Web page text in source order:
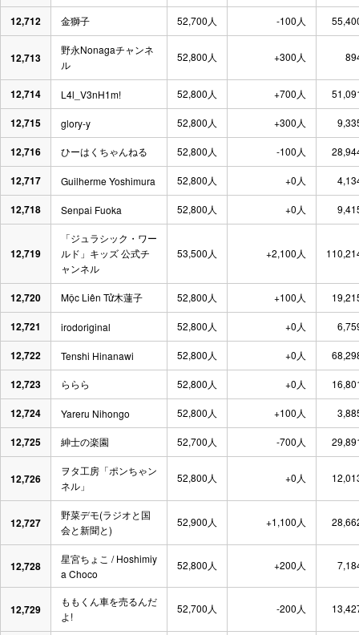
12,712 金獅子 52,700人 -100人
12,713
野永Nonagaチャンネ
ル
52,800人 +300人
12,714 L4l_V3nH1m! 52,800人 +700人
12,715 glory-y 52,800人 +300人
12,716 ひーはくちゃんねる 52,800人 -100人
12,717 Guilherme Yoshimura 52,800人 +0人
12,718 Senpai Fuoka 52,800人 +0人
12,719
「ジュラシック・ワー
ルド」キッズ 公式チ
ャンネル
53,500人 +2,100人
12,720 Mộc Liên Tử木蓮子 52,800人 +100人
12,721 irodoriginal 52,800人 +0人
12,722 Tenshi Hinanawi 52,800人 +0人
12,723 ららら 52,800人 +0人
12,724 Yareru Nihongo 52,800人 +100人
12,725 紳士の楽園 52,700人 -700人
12,726
ヲタ工房「ポンちゃン
ネル」
52,800人 +0人
12,727
野菜デモ(ラジオと国
会と新聞と)
52,900人 +1,100人
12,728
星宮ちょこ / Hoshimiy
a Choco
52,800人 +200人
12,729
ももくん車を売るんだ
よ!
52,700人 -200人